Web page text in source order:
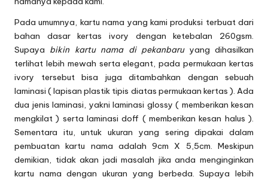
Pada umumnya, kartu nama yang kami produksi terbuat dari
bahan dasar kertas ivory dengan ketebalan 260gsm.
Supaya bikin kartu nama di pekanbaruyang dihasilkan
terlihat lebih mewah serta elegant, pada permukaan kertas
ivory tersebut bisa juga ditambahkan dengan sebuah
laminasi ( lapisan plastik tipis diatas permukaan kertas ). Ada
dua jenis laminasi, yakni laminasi glossy ( memberikan kesan
mengkilat ) serta laminasi doff ( memberikan kesan halus ).
Sementara itu, untuk ukuran yang sering dipakai dalam
pembuatan kartu nama adalah 9cm X 5,5cm. Meskipun
demikian, tidak akan jadi masalah jika anda menginginkan
kartu nama dengan ukuran yang berbeda. Supaya lebih